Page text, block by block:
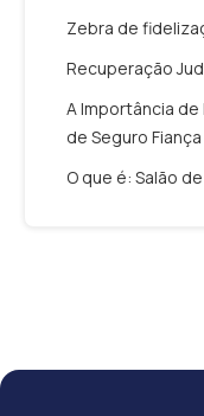
Zebra de
Recuperação
A Importância
de Seguro Fiança
O que é: Salão